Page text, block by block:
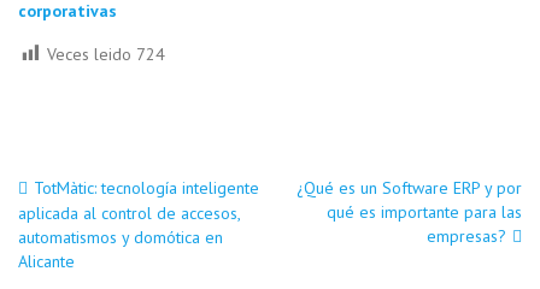
corporativas
Veces leido 724
Navegación
de
TotMàtic: tecnología inteligente
aplicada al control de accesos,
automatismos y domótica en
Alicante
¿Qué es un Software ERP y por
qué es importante para las
empresas?